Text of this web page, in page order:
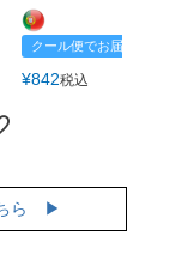
クール便でお届け
¥842税込
ちら ▶